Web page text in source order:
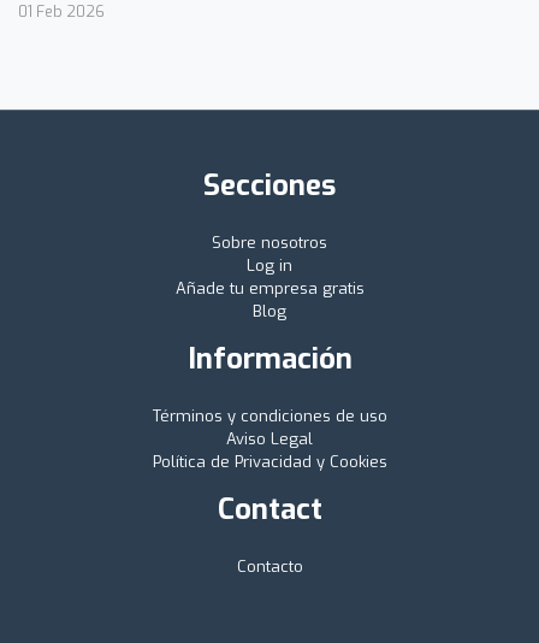
01 Feb 2026
Secciones
Sobre nosotros
Log in
Añade tu empresa gratis
Blog
Información
Términos y condiciones de uso
Aviso Legal
Política de Privacidad y Cookies
Contact
Contacto